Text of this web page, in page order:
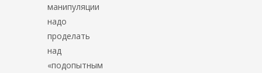
манипуляции
надо
проделать
над
«подопытным